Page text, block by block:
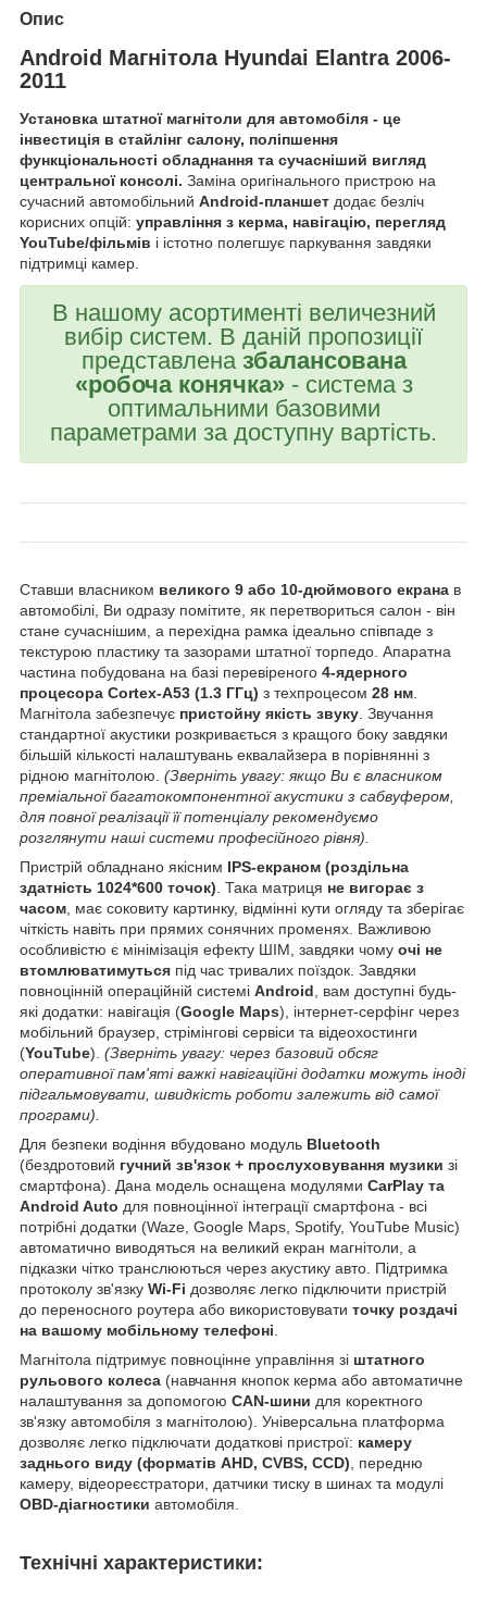
Опис
Android Магнітола Hyundai Elantra 2006-
2011
Установка штатної магнітоли для автомобіля - це
інвестиція в стайлінг салону, поліпшення
функціональності обладнання та сучасніший вигляд
центральної консолі. Заміна оригінального пристрою на
сучасний автомобільний Android-планшет додає безліч
корисних опцій: управління з керма, навігацію, перегляд
YouTube/фільмів і істотно полегшує паркування завдяки
підтримці камер.
В нашому асортименті величезний
вибір систем. В даній пропозиції
представлена збалансована
«робоча конячка»- система з
оптимальними базовими
параметрами за доступну вартість.
Ставши власником великого 9 або 10-дюймового екрана в
автомобілі, Ви одразу помітите, як перетвориться салон - він
стане сучаснішим, а перехідна рамка ідеально співпаде з
текстурою пластику та зазорами штатної торпедо. Апаратна
частина побудована на базі перевіреного 4-ядерного
процесора Cortex-A53 (1.3 ГГц) з техпроцесом 28 нм.
Магнітола забезпечує пристойну якість звуку. Звучання
стандартної акустики розкривається з кращого боку завдяки
більшій кількості налаштувань еквалайзера в порівнянні з
рідною магнітолою. (Зверніть увагу: якщо Ви є власником
преміальної багатокомпонентної акустики з сабвуфером,
для повної реалізації її потенціалу рекомендуємо
розглянути наші системи професійного рівня).
Пристрій обладнано якісним IPS-екраном (роздільна
здатність 1024*600 точок). Така матриця не вигорає з
часом, має соковиту картинку, відмінні кути огляду та зберігає
чіткість навіть при прямих сонячних променях. Важливою
особливістю є мінімізація ефекту ШІМ, завдяки чому очі не
втомлюватимуться під час тривалих поїздок. Завдяки
повноцінній операційній системі Android, вам доступні будь-
які додатки: навігація (Google Maps), інтернет-серфінг через
мобільний браузер, стрімінгові сервіси та відеохостинги
(YouTube). (Зверніть увагу: через базовий обсяг
оперативної пам'яті важкі навігаційні додатки можуть іноді
підгальмовувати, швидкість роботи залежить від самої
програми).
Для безпеки водіння вбудовано модуль Bluetooth
(бездротовий гучний зв'язок + прослуховування музики зі
смартфона). Дана модель оснащена модулями CarPlay та
Android Auto для повноцінної інтеграції смартфона - всі
потрібні додатки (Waze, Google Maps, Spotify, YouTube Music)
автоматично виводяться на великий екран магнітоли, а
підказки чітко транслюються через акустику авто. Підтримка
протоколу зв'язку Wi-Fi дозволяє легко підключити пристрій
до переносного роутера або використовувати точку роздачі
на вашому мобільному телефоні.
Магнітола підтримує повноцінне управління зі штатного
рульового колеса (навчання кнопок керма або автоматичне
налаштування за допомогою CAN-шини для коректного
зв'язку автомобіля з магнітолою). Універсальна платформа
дозволяє легко підключати додаткові пристрої: камеру
заднього виду (форматів AHD, CVBS, CCD), передню
камеру, відеореєстратори, датчики тиску в шинах та модулі
OBD-діагностики автомобіля.
Технічні характеристики: